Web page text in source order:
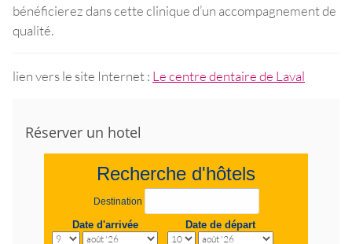
bénéficierez dans cette clinique d’un accompagnement de
qualité.
lien vers le site Internet : Le centre dentaire de Laval
Réserver un hotel
Recherche d'hôtels
Destination
Date d'arrivée Date de départ